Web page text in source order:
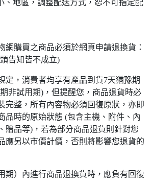
、地區，調整配送方式，恕不可指定配
網購買之商品必須於網頁申請退換貨：
告知皆不成立)
定，消費者均享有產品到貨7天猶豫期
非試用期)，但提醒您，商品退貨時必
完整，所有內容物必須回復原狀，亦即
品時的原始狀態 (包含主機、附件、內
贈品等)，若為部分商品退貨則針對您
應另以市價計價，否則將影響您退貨的
期）內進行商品退換貨時，應負有回復